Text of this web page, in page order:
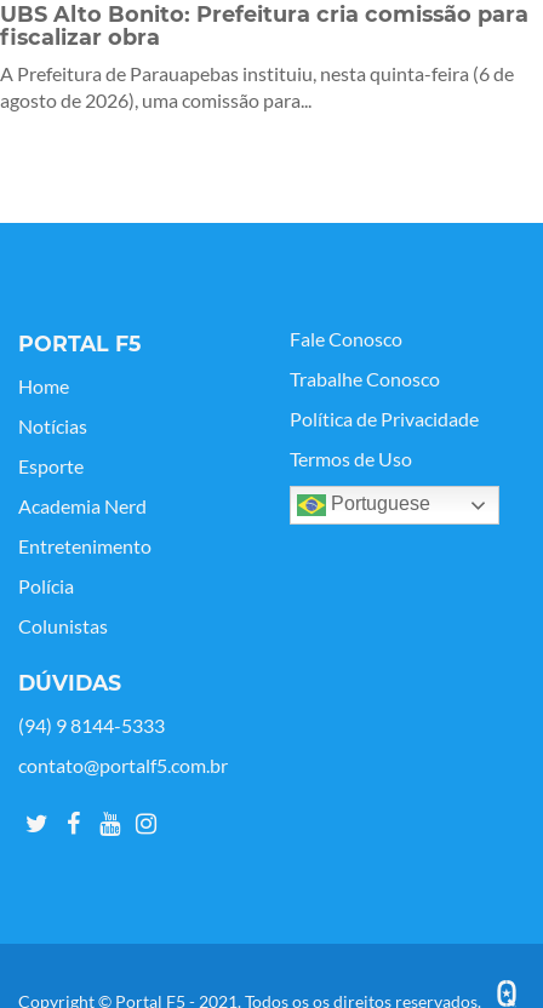
UBS Alto Bonito: Prefeitura cria comissão para
fiscalizar obra
A Prefeitura de Parauapebas instituiu, nesta quinta-feira (6 de
agosto de 2026), uma comissão para...
PORTAL F5
Home
Notícias
Esporte
Academia Nerd
Entretenimento
Polícia
Colunistas
Fale Conosco
Trabalhe Conosco
Política de Privacidade
Termos de Uso
Portuguese
DÚVIDAS
(94) 9 8144-5333
contato@portalf5.com.br
Copyright © Portal F5 - 2021. Todos os os direitos reservados.